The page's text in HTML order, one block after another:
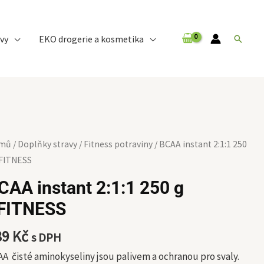
EKO drogerie a kosmetika Hledat
/ Doplňky stravy/ Fitness potraviny/ BCAA instant 2:1:1 250
instant 2:1:1 250 g
Kčs DPH
čisté aminokyseliny jsou palivem a ochranou pro svaly.